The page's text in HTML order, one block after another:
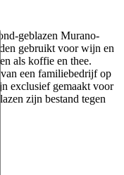
geblazen Murano-
gebruikt voor wijn en
als koffie en thee.
van een familiebedrijf op
exclusief gemaakt voor
zijn bestand tegen